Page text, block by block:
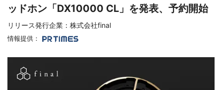
ッドホン「DX10000 CL」を発表、予約開始
リリース発行企業：株式会社final
情報提供：